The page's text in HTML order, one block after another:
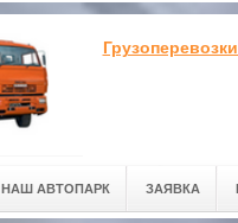
НАШ АВТОПАРК ЗАЯВКА